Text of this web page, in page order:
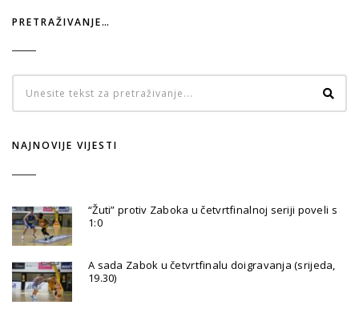
PRETRAŽIVANJE…
NAJNOVIJE VIJESTI
“Žuti” protiv Zaboka u četvrtfinalnoj seriji poveli s
1:0
A sada Zabok u četvrtfinalu doigravanja (srijeda,
19.30)